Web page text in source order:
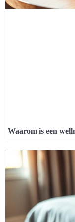
Waarom is een